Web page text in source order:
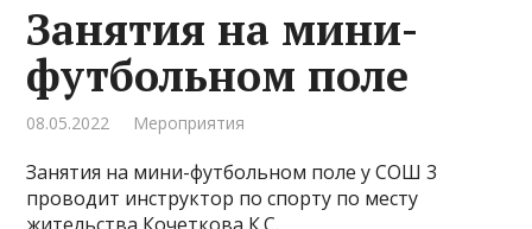
Занятия на мини-
футбольном поле
08.05.2022 Мероприятия
Занятия на мини-футбольном поле у СОШ 3
проводит инструктор по спорту по месту